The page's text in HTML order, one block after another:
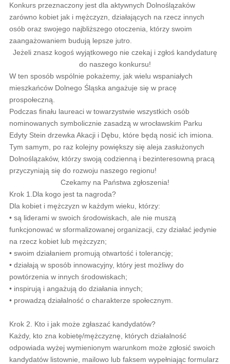
Konkurs przeznaczony jest dla aktywnych Dolnoślązaków
zarówno kobiet jak i mężczyzn, działających na rzecz innych
osób oraz swojego najbliższego otoczenia, którzy swoim
zaangażowaniem budują lepsze jutro.
Jeżeli znasz kogoś wyjątkowego nie czekaj i zgłoś kandydaturę
do naszego konkursu!
W ten sposób wspólnie pokażemy, jak wielu wspaniałych
mieszkańców Dolnego Śląska angażuje się w pracę
prospołeczną.
Podczas finału laureaci w towarzystwie wszystkich osób
nominowanych symbolicznie zasadzą w wrocławskim Parku
Edyty Stein drzewka Akacji i Dębu, które będą nosić ich imiona.
Tym samym, po raz kolejny powiększy się aleja zasłużonych
Dolnoślązaków, którzy swoją codzienną i bezinteresowną pracą
przyczyniają się do rozwoju naszego regionu!
Czekamy na Państwa zgłoszenia!
Krok 1.Dla kogo jest ta nagroda?
Dla kobiet i mężczyzn w każdym wieku, którzy:
• są liderami w swoich środowiskach, ale nie muszą
funkcjonować w sformalizowanej organizacji, czy działać jedynie
na rzecz kobiet lub mężczyzn;
• swoim działaniem promują otwartość i tolerancję;
• działają w sposób innowacyjny, który jest możliwy do
powtórzenia w innych środowiskach;
• inspirują i angażują do działania innych;
• prowadzą działalność o charakterze społecznym.
Krok 2. Kto i jak może zgłaszać kandydatów?
Każdy, kto zna kobietę/mężczyznę, których działalność
odpowiada wyżej wymienionym warunkom może zgłosić swoich
kandydatów listownie, mailowo lub faksem wypełniając formularz